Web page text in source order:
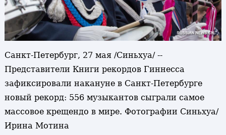
Санкт-Петербург, 27 мая /Синьхуа/ --
Представители Книги рекордов Гиннесса
зафиксировали накануне в Санкт-Петербурге
новый рекорд: 556 музыкантов сыграли самое
массовое крещендо в мире. Фотографии Синьхуа/
Ирина Мотина